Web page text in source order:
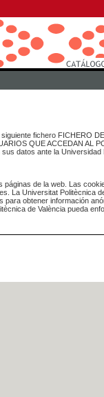
fichero FICHERO
QUE ACCEDAN AL
datos ante la Universidad
de la web. Las
La Universitat Politècnica
obtener información
de València pueda